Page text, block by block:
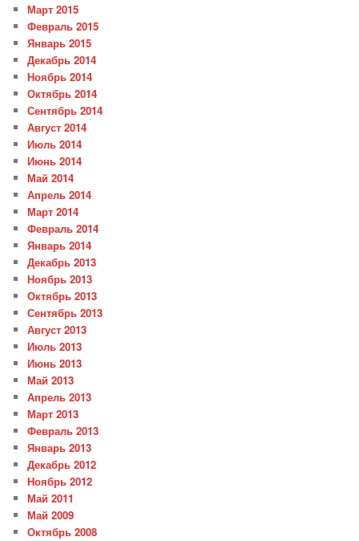
Март 2015
Февраль 2015
Январь 2015
Декабрь 2014
Ноябрь 2014
Октябрь 2014
Сентябрь 2014
Август 2014
Июль 2014
Июнь 2014
Май 2014
Апрель 2014
Март 2014
Февраль 2014
Январь 2014
Декабрь 2013
Ноябрь 2013
Октябрь 2013
Сентябрь 2013
Август 2013
Июль 2013
Июнь 2013
Май 2013
Апрель 2013
Март 2013
Февраль 2013
Январь 2013
Декабрь 2012
Ноябрь 2012
Май 2011
Май 2009
Октябрь 2008